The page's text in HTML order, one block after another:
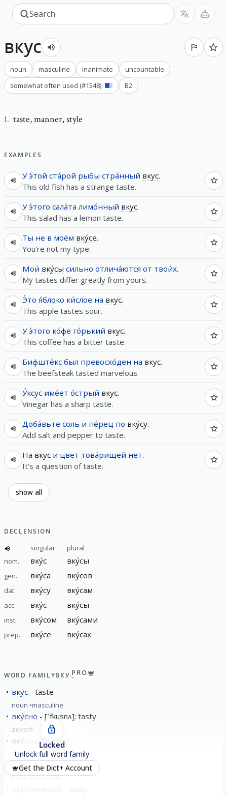
вкус
noun masculine inanimate
uncountable
somewhat often used (#1548) B2
1. taste,manner, style
EXAMPLES
У э́той ста́рой рыбы стра́нный вкус.
This old fish has a strange taste.
У э́того сала́та лимо́нный вкус.
This salad has a lemon taste.
Ты не в моём вку́се.
You're not my type.
Мои́ вку́сы сильно отлича́ются от твои́х.
My tastes differ greatly from yours.
Э́то я́блоко ки́слое на вкус.
This apple tastes sour.
У э́того ко́фе го́рький вкус.
This coffee has a bitter taste.
Бифште́кс был превосхо́ден на вкус.
The beefsteak tasted marvelous.
У́ксус име́ет о́стрый вкус.
Vinegar has a sharp taste.
Доба́вьте соль и пе́рец по вку́су.
Add salt and pepper to taste.
На вкус и цвет това́рищей нет.
It's a question of taste.
show all
DECLENSION
singular
plural
nom.
вку́с вку́сы
gen. вку́са вку́сов
dat. вку́су вку́сам
acc. вку́с вку́сы
inst. вку́сом вку́сами
prep. вку́се вку́сах
WORD FAMILYВКУСPRO
вкус taste
noun masculine
вку́сно [ˈfkusnʌ]; tasty
adverb
вку́сный tasty
adjective
вкуснота́ tastiness
noun feminine
вку́сненький
Locked
Unlock full word family
Get the Dict+ Account